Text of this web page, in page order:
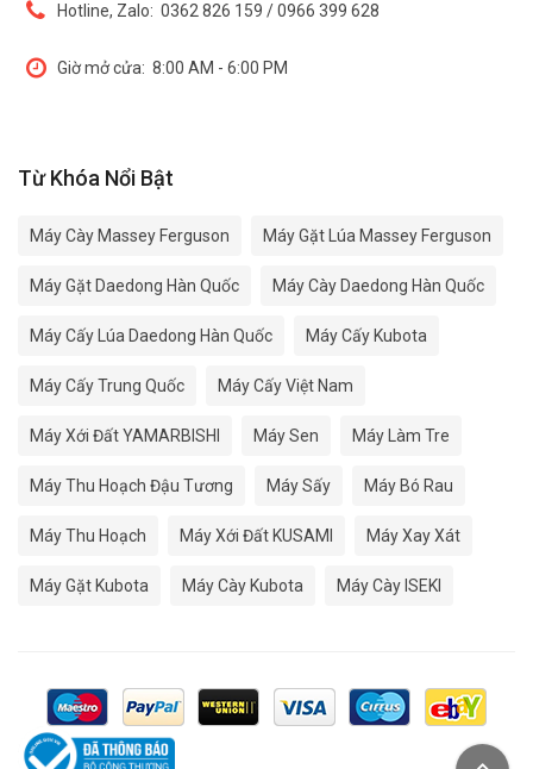
Hotline, Zalo: 0362 826 159 / 0966 399 628
Giờ mở cửa: 8:00 AM - 6:00 PM
Từ Khóa Nổi Bật
Máy Cày Massey Ferguson Máy Gặt Lúa Massey Ferguson
Máy Gặt Daedong Hàn Quốc Máy Cày Daedong Hàn Quốc
Máy Cấy Lúa Daedong Hàn Quốc Máy Cấy Kubota
Máy Cấy Trung Quốc Máy Cấy Việt Nam
Máy Xới Đất YAMARBISHI Máy Sen Máy Làm Tre
Máy Thu Hoạch Đậu Tương Máy Sấy Máy Bó Rau
Máy Thu Hoạch Máy Xới Đất KUSAMI Máy Xay Xát
Máy Gặt Kubota Máy Cày Kubota Máy Cày ISEKI